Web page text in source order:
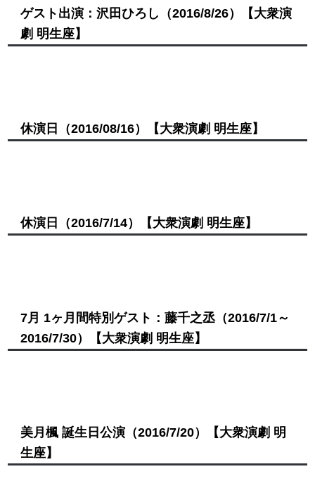
ゲスト出演：沢田ひろし （2016/8/26）
【大衆演
劇 明生座】
休演日 （2016/08/16） 【大衆演劇 明生座】
休演日 （2016/7/14） 【大衆演劇 明生座】
7月 1ヶ月間特別ゲスト：藤千之丞（2016/7/1～
2016/7/30）
【大衆演劇 明生座】
美月楓 誕生日公演（2016/7/20）
【大衆演劇 明
生座】